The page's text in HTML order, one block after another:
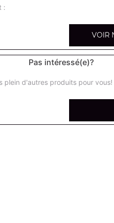
flambée nature
:
VOIR
Pas intéressé(e)?
plein d'autres produits pour vous!